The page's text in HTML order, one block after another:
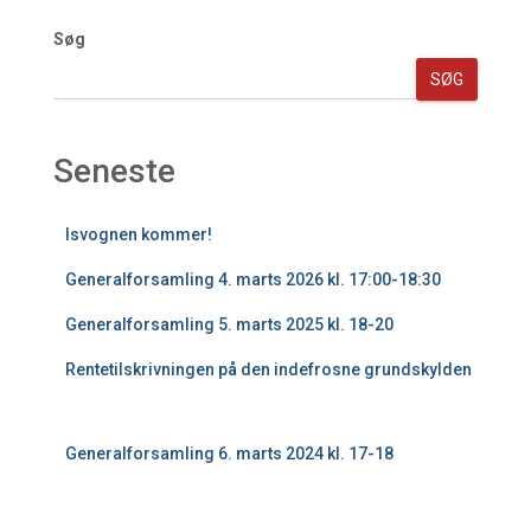
Søg
SØG
Seneste
Isvognen kommer!
Generalforsamling 4. marts 2026 kl. 17:00-18:30
Generalforsamling 5. marts 2025 kl. 18-20
Rentetilskrivningen på den indefrosne grundskylden
Generalforsamling 6. marts 2024 kl. 17-18